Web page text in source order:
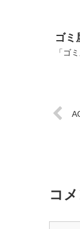
ゴミ
「ゴ
コ